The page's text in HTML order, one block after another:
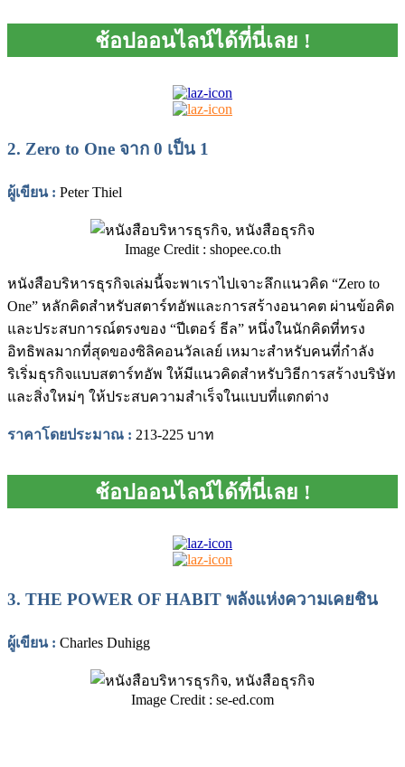
ช้อปออนไลน์ได้ที่นี่เลย !
2. Zero to One จาก 0 เป็น 1
ผู้เขียน: Peter Thiel
Image Credit : shopee.co.th
หนังสือบริหารธุรกิจเล่มนี้จะพาเราไปเจาะลึกแนวคิด “Zero to
One” หลักคิดสำหรับสตาร์ทอัพและการสร้างอนาคต ผ่านข้อคิด
และประสบการณ์ตรงของ “ปีเตอร์ ธีล” หนึ่งในนักคิดที่ทรง
อิทธิพลมากที่สุดของซิลิคอนวัลเลย์ เหมาะสำหรับคนที่กำลัง
ริเริ่มธุรกิจแบบสตาร์ทอัพ ให้มีแนวคิดสำหรับวิธีการสร้างบริษัท
และสิ่งใหม่ๆ ให้ประสบความสำเร็จในแบบที่แตกต่าง
ราคาโดยประมาณ : 213-225 บาท
ช้อปออนไลน์ได้ที่นี่เลย !
3. THE POWER OF HABIT พลังแห่งความเคยชิน
ผู้เขียน: Charles Duhigg
Image Credit : se-ed.com